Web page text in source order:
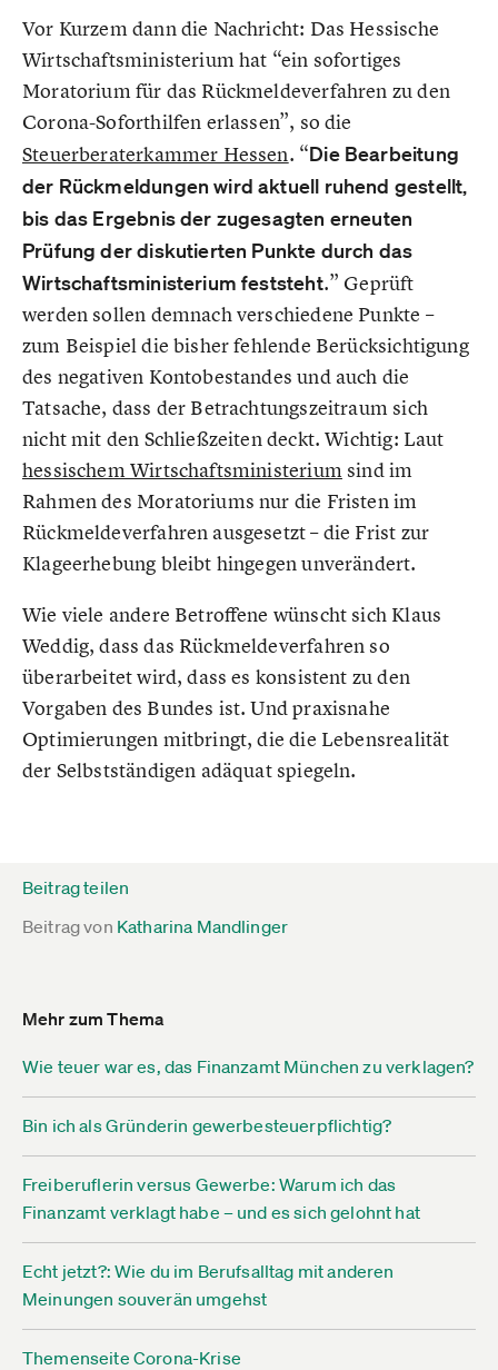
Vor Kurzem dann die Nachricht: Das Hessische
Wirtschaftsministerium hat “ein sofortiges
Moratorium für das Rückmeldeverfahren zu den
Corona-Soforthilfen erlassen”, so die
Steuerberaterkammer Hessen. “Die Bearbeitung
der Rückmeldungen wird aktuell ruhend gestellt,
bis das Ergebnis der zugesagten erneuten
Prüfung der diskutierten Punkte durch das
Wirtschaftsministerium feststeht.” Geprüft
werden sollen demnach verschiedene Punkte –
zum Beispiel die bisher fehlende Berücksichtigung
des negativen Kontobestandes und auch die
Tatsache, dass der Betrachtungszeitraum sich
nicht mit den Schließzeiten deckt. Wichtig: Laut
hessischem Wirtschaftsministeriumsind im
Rahmen des Moratoriums nur die Fristen im
Rückmeldeverfahren ausgesetzt – die Frist zur
Klageerhebung bleibt hingegen unverändert.
Wie viele andere Betroffene wünscht sich Klaus
Weddig, dass das Rückmeldeverfahren so
überarbeitet wird, dass es konsistent zu den
Vorgaben des Bundes ist. Und praxisnahe
Optimierungen mitbringt, die die Lebensrealität
der Selbstständigen adäquat spiegeln.
Beitrag teilen
Beitrag von Katharina Mandlinger
Mehr zum Thema
Wie teuer war es, das Finanzamt München zu verklagen?
Bin ich als Gründerin gewerbesteuerpflichtig?
Freiberuflerin versus Gewerbe: Warum ich das
Finanzamt verklagt habe – und es sich gelohnt hat
Echt jetzt?: Wie du im Berufsalltag mit anderen
Meinungen souverän umgehst
Themenseite Corona-Krise